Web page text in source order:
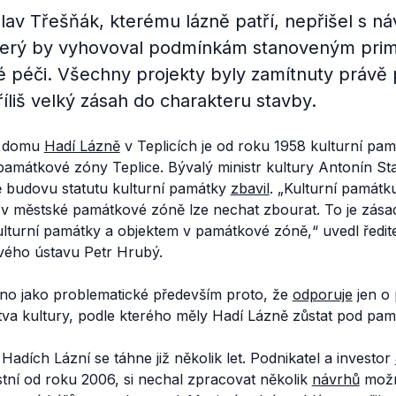
Třešňák, kterému lázně patří, nepřišel s
by vyhovoval podmínkám stanoveným
péči. Všechny projekty byly zamítnuty právě
velký zásah do charakteru stavby.
Hadí Lázněv Teplicích je od roku 1958 kulturní
zóny Teplice. Bývalý ministr kultury Antonín
budovu statutu kulturní památky zbavil. „Kulturní
městské památkové zóně lze nechat zbourat. To je
památky a objektem v památkové zóně,“uvedl
ústavu Petr Hrubý.
jako problematické především proto, že odporuje jen o
kultury, podle kterého měly Hadí Lázně zůstat pod
Lázní se táhne již několik let. Podnikatel a investor
od roku 2006, si nechal zpracovat několik návrhů